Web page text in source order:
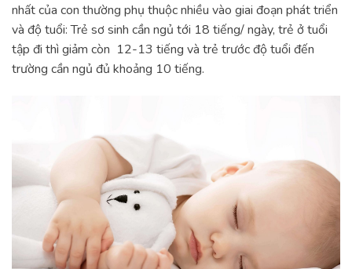
nhất của con thường phụ thuộc nhiều vào giai đoạn phát triển
và độ tuổi: Trẻ sơ sinh cần ngủ tới 18 tiếng/ ngày, trẻ ở tuổi
tập đi thì giảm còn 12-13 tiếng và trẻ trước độ tuổi đến
trường cần ngủ đủ khoảng 10 tiếng.